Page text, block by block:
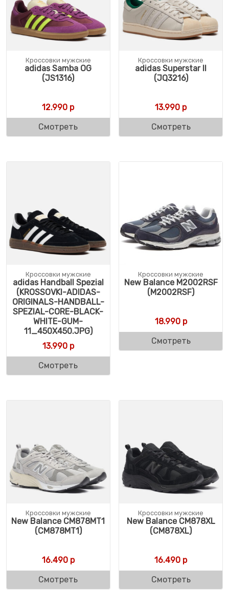
Кроссовки мужские
adidas Samba OG
(JS1316)
12.990 р
Смотреть
Кроссовки мужские
adidas Superstar II
(JQ3216)
13.990 р
Смотреть
Кроссовки мужские
adidas Handball Spezial
(KROSSOVKI-ADIDAS-
ORIGINALS-HANDBALL-
SPEZIAL-CORE-BLACK-
WHITE-GUM-
11_450X450.JPG)
13.990р
Смотреть
Кроссовки мужские
New Balance M2002RSF
(M2002RSF)
18.990р
Смотреть
Кроссовки мужские
New Balance CM878MT1
(CM878MT1)
16.490р
Смотреть
Кроссовки мужские
New Balance CM878XL
(CM878XL)
16.490 р
Смотреть